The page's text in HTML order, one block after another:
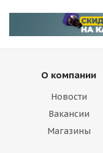
О компании
Новости
Вакансии
Магазины